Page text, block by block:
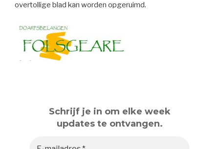
overtollige blad kan worden opgeruimd.
Schrijf je in om elke week
updates te ontvangen.